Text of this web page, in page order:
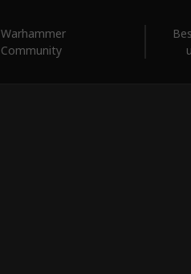
Warhammer
Community